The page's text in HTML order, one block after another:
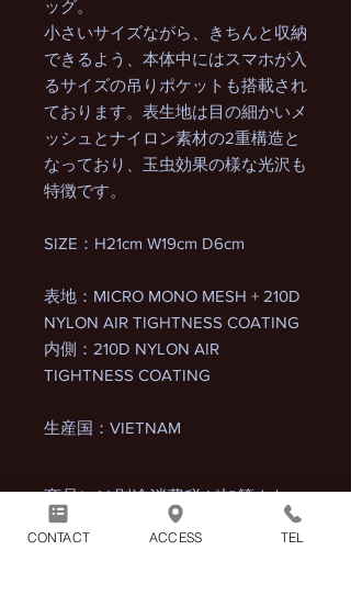
ッグ。
小さいサイズながら、きちんと収納
できるよう、本体中にはスマホが入
るサイズの吊りポケットも搭載され
ております。表生地は目の細かいメ
ッシュとナイロン素材の2重構造と
なっており、玉虫効果の様な光沢も
特徴です。
SIZE：H21cm W19cm D6cm
表地：MICRO MONO MESH + 210D
NYLON AIR TIGHTNESS COATING
内側：210D NYLON AIR
TIGHTNESS COATING
生産国：VIETNAM
商品には別途消費税が加算され
ます。
CONTACT ACCESS TEL